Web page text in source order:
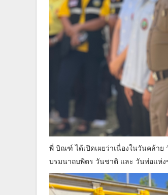
พี่ บิณฑ์ ได้เปิดเผยว่าเนื่องในวันคล้า
บรมนาถบพิตร วันชาติ และ วันพ่อแห่